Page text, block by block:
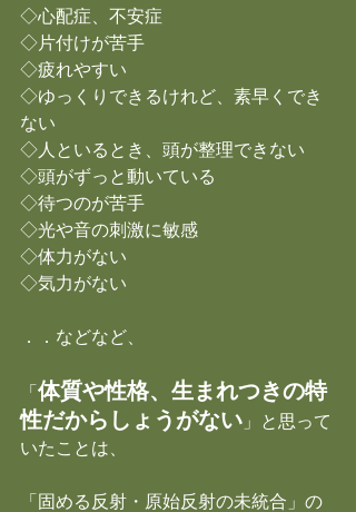
◇心配症、不安症
◇片付けが苦手
◇疲れやすい
◇ゆっくりできるけれど、素早くでき
ない
◇人といるとき、頭が整理できない
◇頭がずっと動いている
◇待つのが苦手
◇光や音の刺激に敏感
◇体力がない
◇気力がない
．．などなど、
「 体質や性格、生まれつきの特
性だからしょうがない 」と思って
いたことは、
「固める反射・原始反射の未統合」の